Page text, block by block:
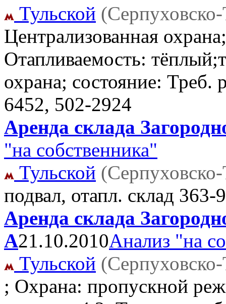
Тульской
Централизованная
Отапливаемость:
охрана; состояние: Треб.
6452, 502-2924
Аренда склада
"на собственника"
Тульской
подвал, отапл. склад 363-
Аренда склада
А21.10.2010Анализ "на
Тульской
; Охрана: пропускной